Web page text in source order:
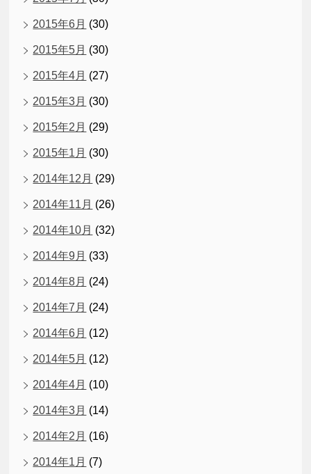
2015年6月 (30)
2015年5月 (30)
2015年4月 (27)
2015年3月 (30)
2015年2月 (29)
2015年1月 (30)
2014年12月 (29)
2014年11月 (26)
2014年10月 (32)
2014年9月 (33)
2014年8月 (24)
2014年7月 (24)
2014年6月 (12)
2014年5月 (12)
2014年4月 (10)
2014年3月 (14)
2014年2月 (16)
2014年1月 (7)